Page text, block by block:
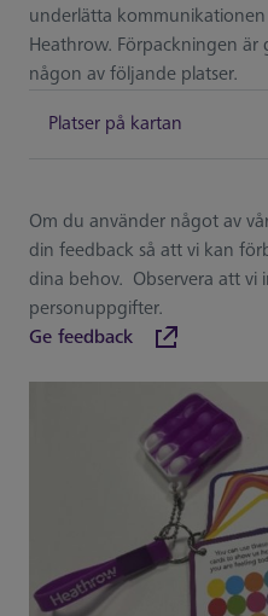
underlätta
Heathrow. Förpackningen är
någon av följande platser.
Platser på kartan
Om du använder något av
din feedback så att vi kan
dina behov. Observera att
personuppgifter.
Ge feedback